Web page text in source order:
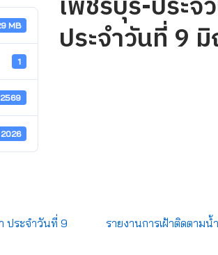
MB
1
ประจำวันที่ 9
ประจำวันที่ 9
รายงานการเฝ้าติดตาม